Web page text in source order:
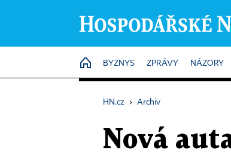
HOME
BYZNYS ZPRÁVY NÁZORY
HN.cz › Archiv
Nová